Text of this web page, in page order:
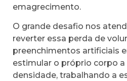
emagrecimento.
O grande desafio nos
reverter essa perda de
preenchimentos artificiais
estimular o próprio corpo a
densidade, trabalhando a